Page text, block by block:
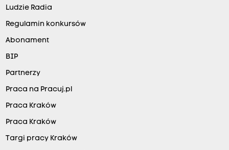
Ludzie Radia
Regulamin konkursów
Abonament
BIP
Partnerzy
Praca na Pracuj.pl
Praca Kraków
Praca Kraków
Targi pracy Kraków